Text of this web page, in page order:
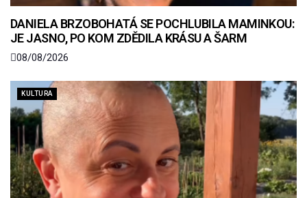
DANIELA BRZOBOHATÁ SE POCHLUBILA MAMINKOU:
JE JASNO, PO KOM ZDĚDILA KRÁSU A ŠARM
08/08/2026
KULTURA